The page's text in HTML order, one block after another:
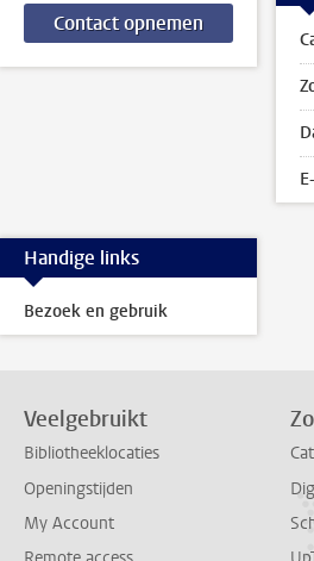
Contact opnemen
Handige links
Bezoek en gebruik
Veelgebruikt
Bibliotheeklocaties
Openingstijden
My Account